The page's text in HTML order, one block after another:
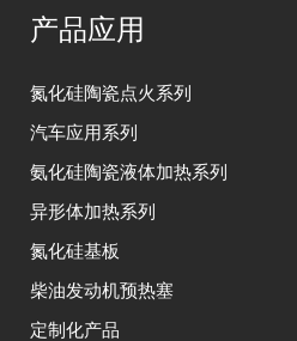
产品应用
氮化硅陶瓷点火系列
汽车应用系列
氨化硅陶瓷液体加热系列
异形体加热系列
氮化硅基板
柴油发动机预热塞
定制化产品